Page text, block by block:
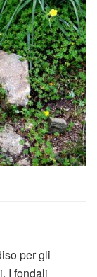
per gli
I fondali